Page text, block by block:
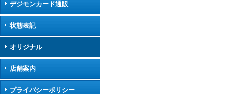
デジモンカード通販
状態表記
オリジナル
店舗案内
プライバシーポリシー